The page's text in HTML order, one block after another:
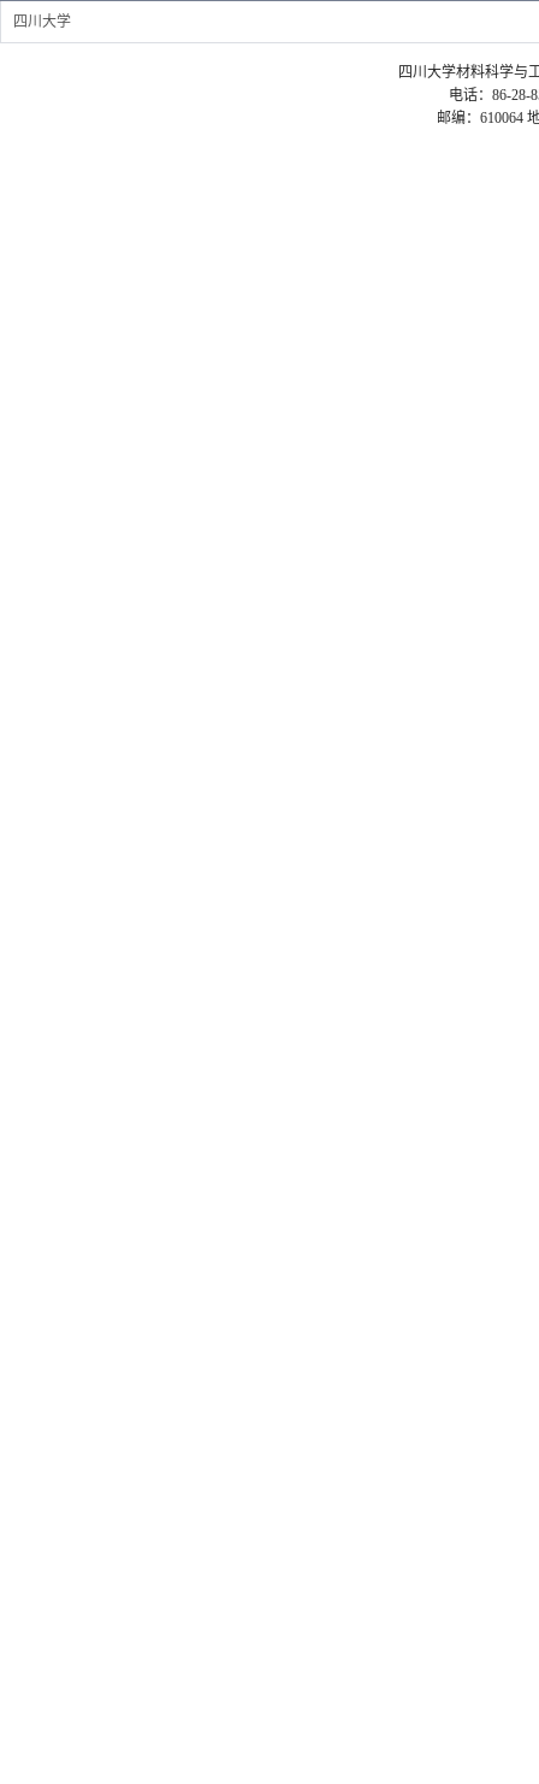
四川大学
四川大学材料科学与
电话：86-28-
邮编：610064